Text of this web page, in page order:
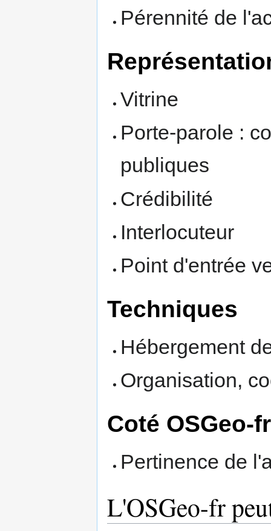
Pérennité de
Vitrine
Porte-parole :
publiques
Crédibilité
Interlocuteur
Point d'entrée
Techniques
Hébergement
Organisation,
Coté OSGeo-fr
Pertinence de
L'OSGeo-fr